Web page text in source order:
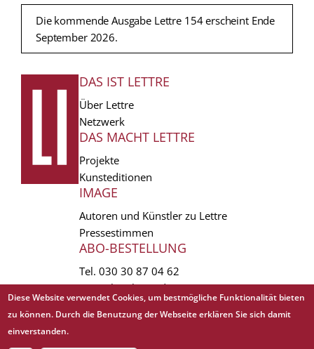
Die kommende Ausgabe Lettre 154 erscheint Ende
September 2026.
FUSSZEILE
DAS IST LETTRE
Über Lettre
Netzwerk
DAS MACHT LETTRE
Projekte
Kunsteditionen
IMAGE
Autoren und Künstler zu Lettre
Pressestimmen
ABO-BESTELLUNG
Tel. 030 30 87 04 62
vertrieb(at)lettre.de
Copyright © 1988 - 2026 Lettre International. All rights reserved.
Diese Website verwendet Cookies, um bestmögliche Funktionalität bieten
zu können. Durch die Benutzung der Webseite erklären Sie sich damit
einverstanden.